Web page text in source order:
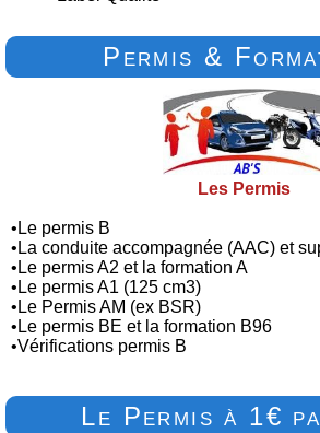
Permis &
Les Permis
• Le permis B
• La conduite accompagnée (AAC) et
• Le permis A2 et la formation A
• Le permis A1 (125 cm3)
• Le Permis AM (ex BSR)
• Le permis BE et la formation B96
•Vérifications permis B
Le Permis à 1€